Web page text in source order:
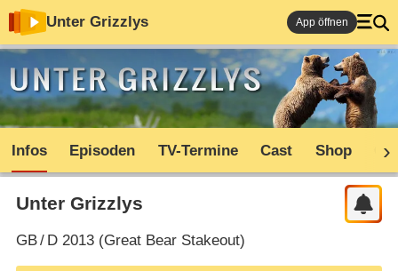
Unter Grizzlys App öffnen
Infos Episoden TV-Termine Cast Shop
Unter Grizzlys
GB/ D2013 (Great Bear Stakeout)